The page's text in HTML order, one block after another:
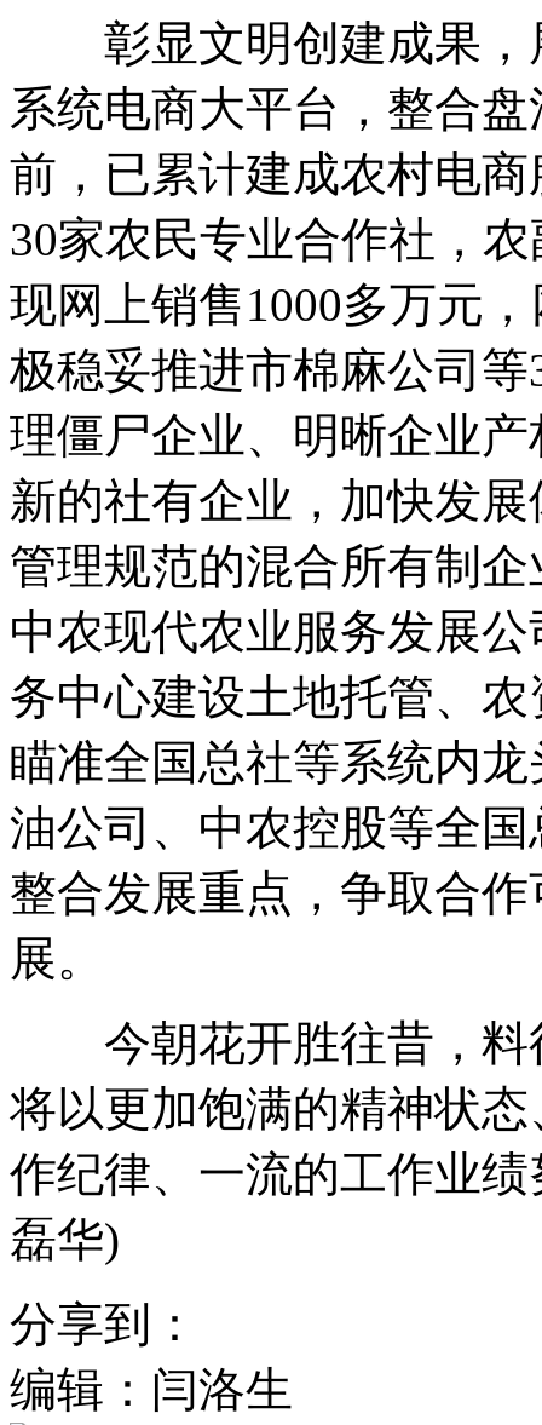
彰显文明创建成果，
系统电商大平台，整合
前，已累计建成农村电
30家农民专业合作社，
现网上销售1000多万元
极稳妥推进市棉麻公司
理僵尸企业、明晰企业
新的社有企业，加快发
管理规范的混合所有制
中农现代农业服务发展
务中心建设土地托管、
瞄准全国总社等系统内
油公司、中农控股等全
整合发展重点，争取合
展。
今朝花开胜往昔，料
将以更加饱满的精神状
作纪律、一流的工作业
磊华)
分享到：
编辑：闫洛生